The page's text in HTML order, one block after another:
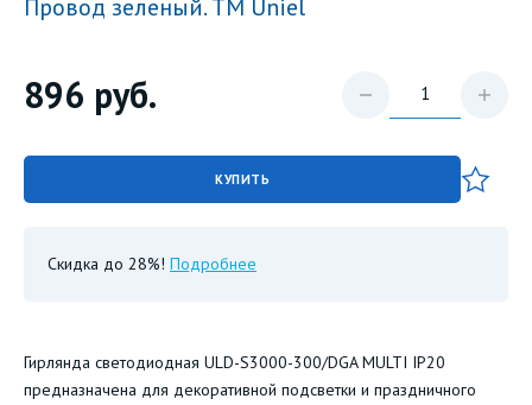
Провод зеленый. ТМ Uniel
896 руб.
КУПИТЬ
Скидка до 28%! Подробнее
Гирлянда светодиодная ULD-S3000-300/DGA MULTI IP20
предназначена для декоративной подсветки и праздничного